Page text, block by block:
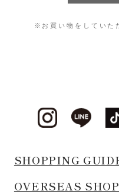
※お買い物をしていた
SHOPPING
OVERSEAS